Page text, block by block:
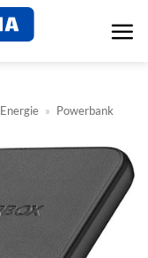
Energie » Powerbank